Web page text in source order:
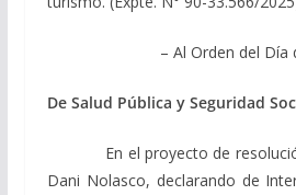
– Al Orden del Día
De Salud Pública y Seguridad
En el proyecto de resolución
Dani Nolasco, declarando de